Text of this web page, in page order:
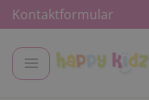
Kontaktformular